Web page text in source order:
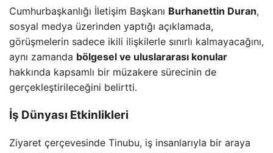
Cumhurbaşkanlığı İletişim Başkanı Burhanettin Duran,
sosyal medya üzerinden yaptığı açıklamada,
görüşmelerin sadece ikili ilişkilerle sınırlı kalmayacağını,
aynı zamanda bölgesel ve uluslararası konular
hakkında kapsamlı bir müzakere sürecinin de
gerçekleştirileceğini belirtti.
İş Dünyası Etkinlikleri
Ziyaret çerçevesinde Tinubu, iş insanlarıyla bir araya